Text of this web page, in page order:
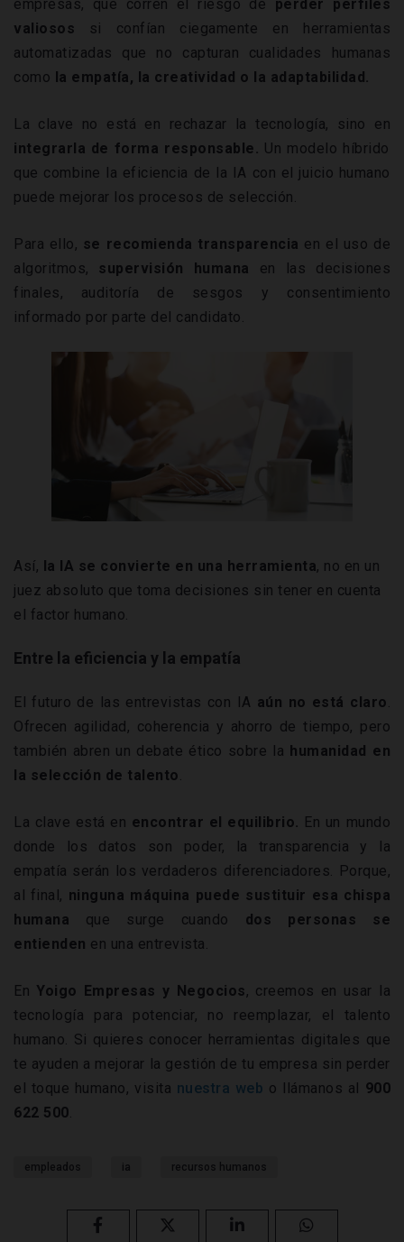
empresas, que corren el riesgo de perder perfiles
valiosos si confían ciegamente en herramientas
automatizadas que no capturan cualidades humanas
como la empatía, la creatividad o la adaptabilidad.
La clave no está en rechazar la tecnología, sino en
integrarla de forma responsable. Un modelo híbrido
que combine la eficiencia de la IA con el juicio humano
puede mejorar los procesos de selección.
Para ello, se recomienda transparencia en el uso de
algoritmos, supervisión humana en las decisiones
finales, auditoría de sesgos y consentimiento
informado por parte del candidato.
Así, la IA se convierte en una herramienta, no en un
juez absoluto que toma decisiones sin tener en cuenta
el factor humano.
Entre la eficiencia y la empatía
El futuro de las entrevistas con IA aún no está claro.
Ofrecen agilidad, coherencia y ahorro de tiempo, pero
también abren un debate ético sobre la humanidad en
la selección de talento.
La clave está en encontrar el equilibrio. En un mundo
donde los datos son poder, la transparencia y la
empatía serán los verdaderos diferenciadores. Porque,
al final, ninguna máquina puede sustituir esa chispa
humana que surge cuando dos personas se
entienden en una entrevista.
En Yoigo Empresas y Negocios, creemos en usar la
tecnología para potenciar, no reemplazar, el talento
humano. Si quieres conocer herramientas digitales que
te ayuden a mejorar la gestión de tu empresa sin perder
el toque humano, visita nuestra web o llámanos al 900
622 500.
empleados ia recursos humanos